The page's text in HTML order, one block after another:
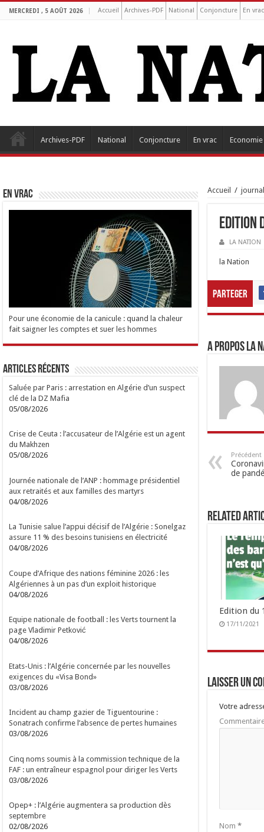
MERCREDI , 5 AOÛT 2026 Accueil Archives-PDF National Conjoncture En vrac
Archives-PDF National Conjoncture En vrac Economie
Accueil /
Edition
LA NATION
la Nation
Parteger
A propos LA
Précédent
de
Related
Edition du
17/11/2021
Laisser un
Votre
Nom *
EN VRAC
Pour une économie de la canicule : quand la chaleur
fait saigner les comptes et suer les hommes
Articles Récents
Saluée par Paris : arrestation en Algérie d’un suspect
clé de la DZ Mafia
05/08/2026
Crise de Ceuta : l’accusateur de l’Algérie est un agent
du Makhzen
05/08/2026
Journée nationale de l’ANP : hommage présidentiel
aux retraités et aux familles des martyrs
04/08/2026
La Tunisie salue l’appui décisif de l’Algérie : Sonelgaz
assure 11 % des besoins tunisiens en électricité
04/08/2026
Coupe d’Afrique des nations féminine 2026 : les
Algériennes à un pas d’un exploit historique
04/08/2026
Equipe nationale de football : les Verts tournent la
page Vladimir Petković
04/08/2026
Etats-Unis : l’Algérie concernée par les nouvelles
exigences du «Visa Bond»
03/08/2026
Incident au champ gazier de Tiguentourine :
Sonatrach confirme l’absence de pertes humaines
03/08/2026
Cinq noms soumis à la commission technique de la
FAF : un entraîneur espagnol pour diriger les Verts
03/08/2026
Opep+ : l’Algérie augmentera sa production dès
septembre
02/08/2026